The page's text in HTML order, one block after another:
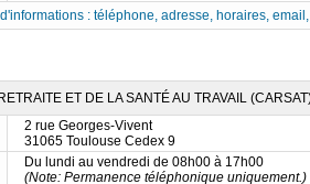
: téléphone, adresse, horaires,
ET DE LA SANTÉ AU TRAVAIL
2 rue Georges-Vivent
31065 Toulouse Cedex 9
Du lundi au vendredi de 08h00 à 17h00
(Note: Permanence téléphonique uniquement.)